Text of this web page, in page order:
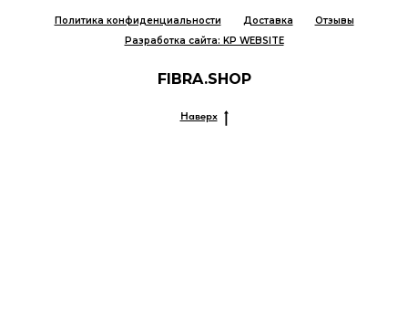
Политика конфиденциальности Доставка
Отзывы
Разработка сайта: KP WEBSITE
FIBRA.SHOP
Наверх